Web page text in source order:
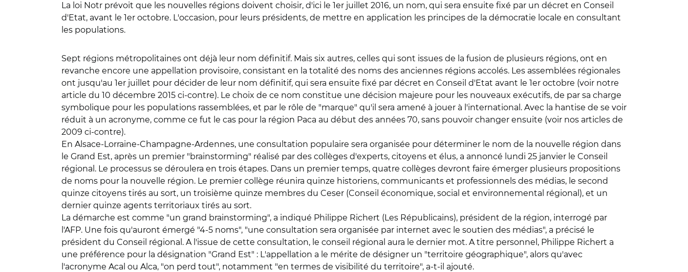
La loi Notr prévoit que les nouvelles régions doivent choisir, d'ici le 1er juillet 2016, un nom, qui sera ensuite fixé par un décret en Conseil
d'Etat, avant le 1er octobre. L'occasion, pour leurs présidents, de mettre en application les principes de la démocratie locale en consultant
les populations.
Sept régions métropolitaines ont déjà leur nom définitif. Mais six autres, celles qui sont issues de la fusion de plusieurs régions, ont en
revanche encore une appellation provisoire, consistant en la totalité des noms des anciennes régions accolés. Les assemblées régionales
ont jusqu'au 1er juillet pour décider de leur nom définitif, qui sera ensuite fixé par décret en Conseil d'Etat avant le 1er octobre (voir notre
article du 10 décembre 2015 ci-contre). Le choix de ce nom constitue une décision majeure pour les nouveaux exécutifs, de par sa charge
symbolique pour les populations rassemblées, et par le rôle de "marque" qu'il sera amené à jouer à l'international. Avec la hantise de se voir
réduit à un acronyme, comme ce fut le cas pour la région Paca au début des années 70, sans pouvoir changer ensuite (voir nos articles de
2009 ci-contre).
En Alsace-Lorraine-Champagne-Ardennes, une consultation populaire sera organisée pour déterminer le nom de la nouvelle région dans
le Grand Est, après un premier "brainstorming" réalisé par des collèges d'experts, citoyens et élus, a annoncé lundi 25 janvier le Conseil
régional. Le processus se déroulera en trois étapes. Dans un premier temps, quatre collèges devront faire émerger plusieurs propositions
de noms pour la nouvelle région. Le premier collège réunira quinze historiens, communicants et professionnels des médias, le second
quinze citoyens tirés au sort, un troisième quinze membres du Ceser (Conseil économique, social et environnemental régional), et un
dernier quinze agents territoriaux tirés au sort.
La démarche est comme "un grand brainstorming", a indiqué Philippe Richert (Les Républicains), président de la région, interrogé par
l'AFP. Une fois qu'auront émergé "4-5 noms", "une consultation sera organisée par internet avec le soutien des médias", a précisé le
président du Conseil régional. A l'issue de cette consultation, le conseil régional aura le dernier mot. A titre personnel, Philippe Richert a
une préférence pour la désignation "Grand Est" : L'appellation a le mérite de désigner un "territoire géographique", alors qu'avec
l'acronyme Acal ou Alca, "on perd tout", notamment "en termes de visibilité du territoire", a-t-il ajouté.